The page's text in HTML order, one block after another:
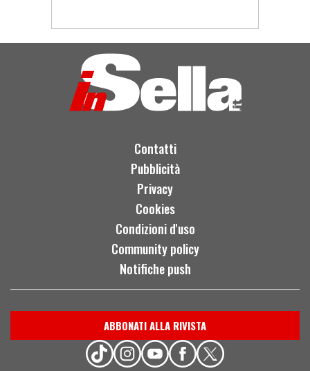
Contatti
Pubblicità
Privacy
Cookies
Condizioni d'uso
Community policy
Notifiche push
ABBONATI ALLA RIVISTA